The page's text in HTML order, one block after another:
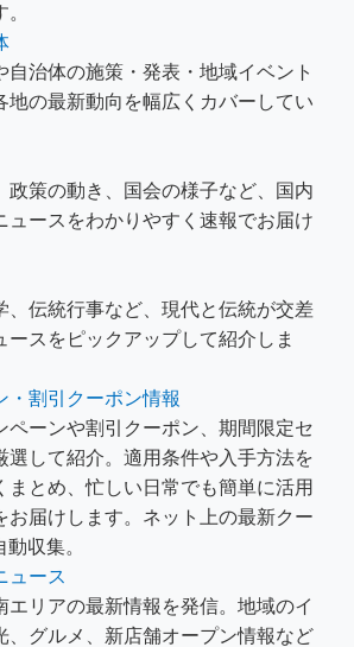
自治体の施策・発表・地域イベント
地の最新動向を幅広くカバーしてい
政策の動き、国会の様子など、国内
ュースをわかりやすく速報でお届け
、伝統行事など、現代と伝統が交差
ースをピックアップして紹介しま
・割引クーポン情報
ペーンや割引クーポン、期間限定セ
選して紹介。適用条件や入手方法を
まとめ、忙しい日常でも簡単に活用
お届けします。ネット上の最新クー
収集。
ュース
エリアの最新情報を発信。地域のイ
、グルメ、新店舗オープン情報など